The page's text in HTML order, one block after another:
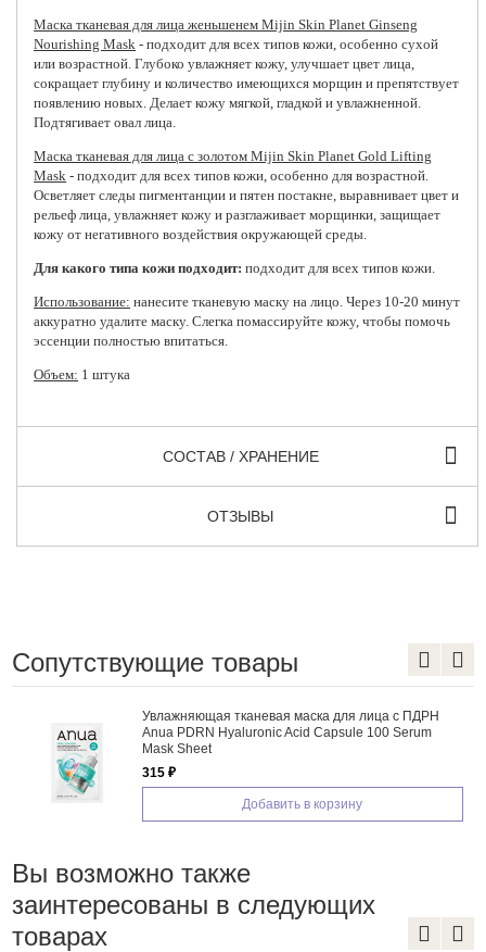
Маска тканевая для лица женьшенем Mijin Skin Planet Ginseng
Nourishing Mask - подходит для всех типов кожи, особенно сухой
или возрастной. Глубоко увлажняет кожу, улучшает цвет лица,
сокращает глубину и количество имеющихся морщин и препятствует
появлению новых. Делает кожу мягкой, гладкой и увлажненной.
Подтягивает овал лица.
Маска тканевая для лица с золотом Mijin Skin Planet Gold Lifting
Mask - подходит для всех типов кожи, особенно для возрастной.
Осветляет следы пигментанции и пятен постакне, выравнивает цвет и
рельеф лица, увлажняет кожу и разглаживает морщинки, защищает
кожу от негативного воздействия окружающей среды.
Для какого типа кожи подходит: подходит для всех типов кожи.
Использование: нанесите тканевую маску на лицо. Через 10-20 минут
аккуратно удалите маску. Слегка помассируйте кожу, чтобы помочь
эссенции полностью впитаться.
Объем: 1 штука
СОСТАВ / ХРАНЕНИЕ
ОТЗЫВЫ
Сопутствующие товары
Увлажняющая тканевая маска для лица с ПДРН
Anua PDRN Hyaluronic Acid Capsule 100 Serum
Mask Sheet
315 ₽
Добавить в корзину
Вы возможно также
заинтересованы в следующих
товарах